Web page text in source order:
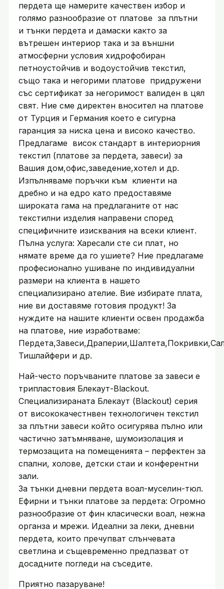
пердета ще намерите качествен избор и
голямо разнообразие от платове за плътни
и тънки пердета и дамаски както за
вътрешен интериор така и за външни
атмосферни условия хидрофобиран
петноустойчив и водоустойчив текстил,
също така и негорими платове придружени
със сертификат за негоримост валиден в цял
свят. Ние сме директен вносител на платове
от Турция и Германия което е сигурна
гаранция за ниска цена и високо качество.
Предлагаме висок стандарт в интериорния
текстил (платове за пердета, завеси) за
Вашия дом,офис,заведение,хотел и др.
Изпълняваме поръчки към клиенти на
дребно и на едро като предоставяме
широката гама на предлаганите от нас
текстилни изделия направени според
специфичните изисквания на всеки клиент.
Пълна услуга: Харесали сте си плат, но
нямате време да го ушиете? Ние предлагаме
професионално ушиване по индивидуални
размери на клиента в нашето
специализирано ателие. Вие избирате плата,
ние ви доставяме готовия продукт! За
нуждите на нашите клиенти освен продажба
на платове, ние изработваме:
Тишлайфери и др.
Най-често поръчваните платове за завеси е
трипластовия Блекаут-Blackout.
Специализираната Блекаут (Blackout) серия
от висококачестнвен технологичен текстил
за плътни завеси който осигурява пълно или
частично затъмняване, шумоизолация и
термозащита на помещенията – перфектен за
спални, холове, детски стаи и конферентни
зали.
За тънки дневни пердета воал-муселин-тюл.
Ефирни и тънки платове за пердета: Огромно
разнообразие от фин класически воал, нежна
органза и мрежи. Идеални за леки, дневни
пердета, които пречупват слънчевата
светлина и същевременно предпазват от
досадните погледи на съседите.
Приятно пазаруване!